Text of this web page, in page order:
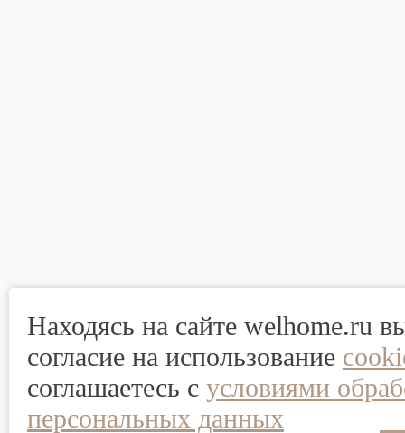
Находясь на сайте welhome.ru
согласие на использование
соглашаетесь с условиями
персональных данных